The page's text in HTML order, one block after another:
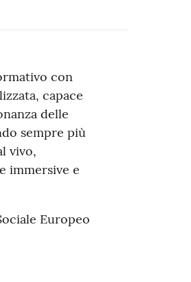
con
capace
delle
sempre più
vivo,
immersive e
Europeo